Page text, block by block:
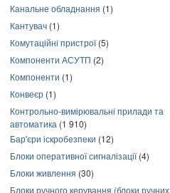
Канальне обладнання (1)
Кантувач (1)
Комутаційні пристрої(5)
Компоненти АСУТП (2)
Компоненти (1)
Конвеєр (1)
Контрольно-вимірювальні прилади та
автоматика (1 910)
Бар'єри іскробезпеки (12)
Блоки оперативної сигналізації(4)
Блоки живлення (30)
Блоки ручного керування (блоки ручних